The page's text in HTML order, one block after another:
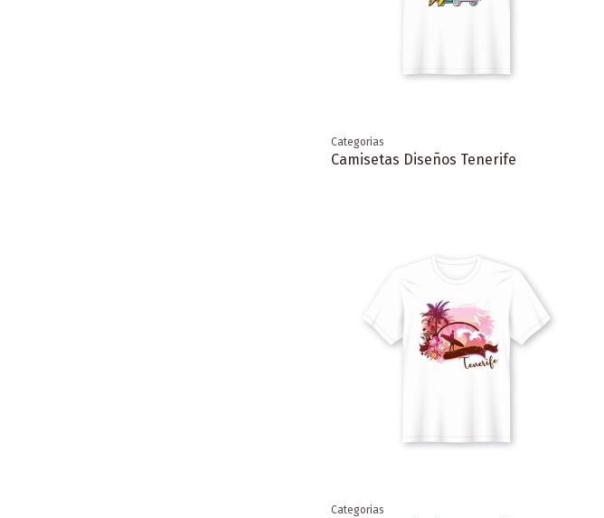
Categorias
Camisetas Diseños Tenerife
Categorias